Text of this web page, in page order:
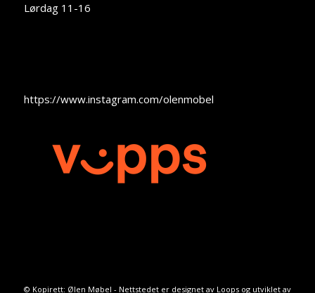
Lørdag 11-16
https://www.instagram.com/olenmobel
© Kopirett: Ølen Møbel - Nettstedet er designet av Loopsog utviklet av